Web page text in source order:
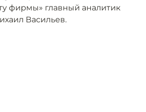
фирмы» главный аналитик
Васильев.